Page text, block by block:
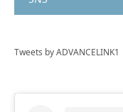
Tweets by ADVANCELINK1